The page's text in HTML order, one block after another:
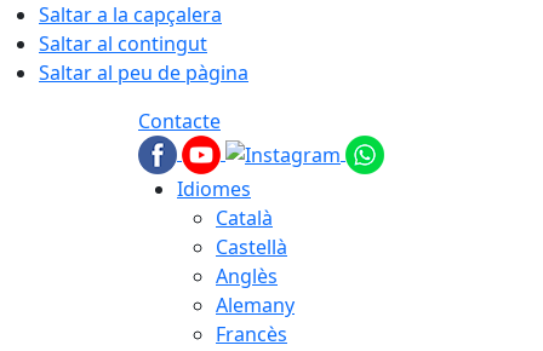
Saltar a la capçalera
Saltar al contingut
Saltar al peu de pàgina
Contacte
Idiomes
Català
Castellà
Anglès
Alemany
Francès